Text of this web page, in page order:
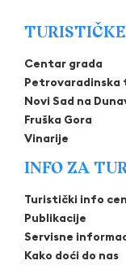
Centar grada
Petrovaradinska
Novi Sad na
Fruška Gora
Vinarije
INFO ZA
Turistički info
Publikacije
Servisne
Kako doći do nas